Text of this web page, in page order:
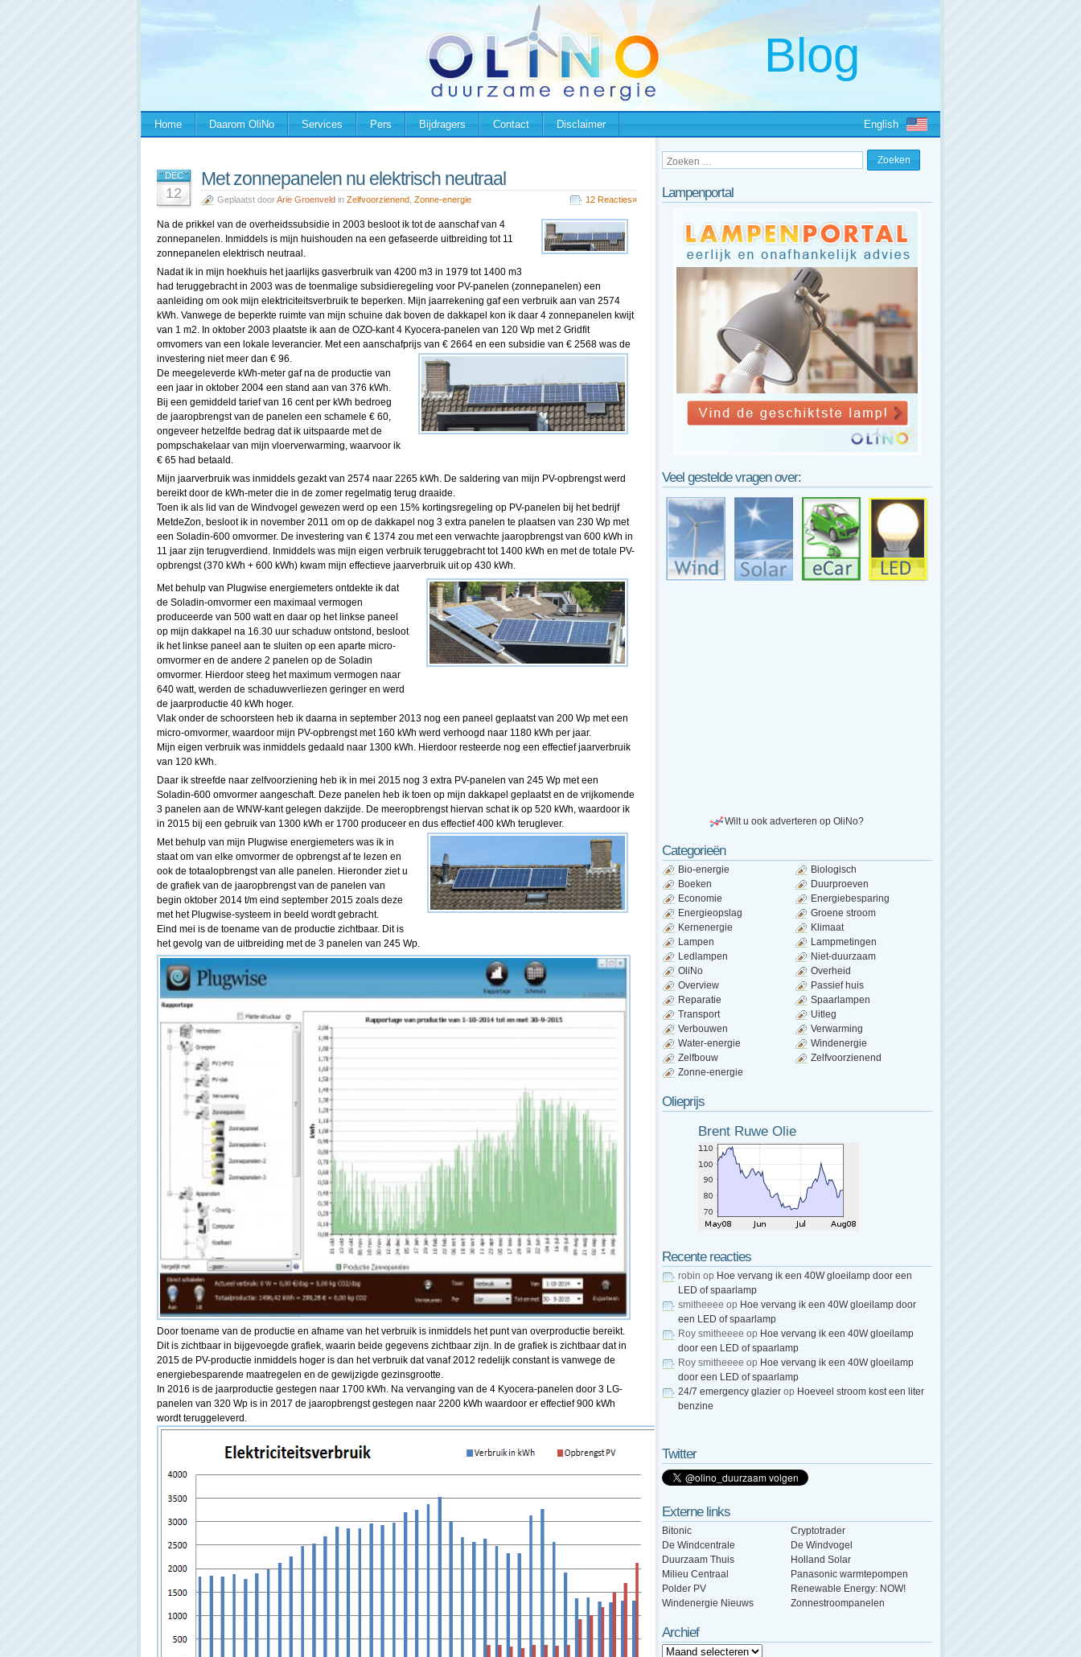
Home Daarom OliNo Services Pers Bijdragers Contact Disclaimer English
DEC
12
Met zonnepanelen nu elektrisch neutraal
Geplaatst doorArie Groenveld in Zelfvoorzienend Zonne-energie 12 Reacties»
Na de prikkel van de overheidssubsidie in 2003 besloot ik tot de aanschaf van 4
zonnepanelen. Inmiddels is mijn huishouden na een gefaseerde uitbreiding tot 11
zonnepanelen elektrisch neutraal.
Nadat ik in mijn hoekhuis het jaarlijks gasverbruik van 4200 m3 in 1979 tot 1400 m3
had teruggebracht in 2003 was de toenmalige subsidieregeling voor PV-panelen (zonnepanelen) een
aanleiding om ook mijn elektriciteitsverbruik te beperken. Mijn jaarrekening gaf een verbruik aan van 2574
kWh. Vanwege de beperkte ruimte van mijn schuine dak boven de dakkapel kon ik daar 4 zonnepanelen kwijt
van 1 m2. In oktober 2003 plaatste ik aan de OZO-kant 4 Kyocera-panelen van 120 Wp met 2 Gridfit
omvomers van een lokale leverancier. Met een aanschafprijs van € 2664 en een subsidie van € 2568 was de
investering niet meer dan € 96.
De meegeleverde kWh-meter gaf na de productie van
een jaar in oktober 2004 een stand aan van 376 kWh.
Bij een gemiddeld tarief van 16 cent per kWh bedroeg
de jaaropbrengst van de panelen een schamele € 60,
ongeveer hetzelfde bedrag dat ik uitspaarde met de
pompschakelaar van mijn vloerverwarming, waarvoor ik
€ 65 had betaald.
Mijn jaarverbruik was inmiddels gezakt van 2574 naar 2265 kWh. De saldering van mijn PV-opbrengst werd
bereikt door de kWh-meter die in de zomer regelmatig terug draaide.
Toen ik als lid van de Windvogel gewezen werd op een 15% kortingsregeling op PV-panelen bij het bedrijf
MetdeZon, besloot ik in november 2011 om op de dakkapel nog 3 extra panelen te plaatsen van 230 Wp met
een Soladin-600 omvormer. De investering van € 1374 zou met een verwachte jaaropbrengst van 600 kWh in
11 jaar zijn terugverdiend. Inmiddels was mijn eigen verbruik teruggebracht tot 1400 kWh en met de totale PV-
opbrengst (370 kWh + 600 kWh) kwam mijn effectieve jaarverbruik uit op 430 kWh.
Met behulp van Plugwise energiemeters ontdekte ik dat
de Soladin-omvormer een maximaal vermogen
produceerde van 500 watt en daar op het linkse paneel
op mijn dakkapel na 16.30 uur schaduw ontstond, besloot
ik het linkse paneel aan te sluiten op een aparte micro-
omvormer en de andere 2 panelen op de Soladin
omvormer. Hierdoor steeg het maximum vermogen naar
640 watt, werden de schaduwverliezen geringer en werd
de jaarproductie 40 kWh hoger.
Vlak onder de schoorsteen heb ik daarna in september 2013 nog een paneel geplaatst van 200 Wp met een
micro-omvormer, waardoor mijn PV-opbrengst met 160 kWh werd verhoogd naar 1180 kWh per jaar.
Mijn eigen verbruik was inmiddels gedaald naar 1300 kWh. Hierdoor resteerde nog een effectief jaarverbruik
van 120 kWh.
Daar ik streefde naar zelfvoorziening heb ik in mei 2015 nog 3 extra PV-panelen van 245 Wp met een
Soladin-600 omvormer aangeschaft. Deze panelen heb ik toen op mijn dakkapel geplaatst en de vrijkomende
3 panelen aan de WNW-kant gelegen dakzijde. De meeropbrengst hiervan schat ik op 520 kWh, waardoor ik
in 2015 bij een gebruik van 1300 kWh er 1700 produceer en dus effectief 400 kWh teruglever.
Met behulp van mijn Plugwise energiemeters was ik in
staat om van elke omvormer de opbrengst af te lezen en
ook de totaalopbrengst van alle panelen. Hieronder ziet u
de grafiek van de jaaropbrengst van de panelen van
begin oktober 2014 t/m eind september 2015 zoals deze
met het Plugwise-systeem in beeld wordt gebracht.
Eind mei is de toename van de productie zichtbaar. Dit is
het gevolg van de uitbreiding met de 3 panelen van 245 Wp.
Door toename van de productie en afname van het verbruik is inmiddels het punt van overproductie bereikt.
Dit is zichtbaar in bijgevoegde grafiek, waarin beide gegevens zichtbaar zijn. In de grafiek is zichtbaar dat in
2015 de PV-productie inmiddels hoger is dan het verbruik dat vanaf 2012 redelijk constant is vanwege de
energiebesparende maatregelen en de gewijzigde gezinsgrootte.
In 2016 is de jaarproductie gestegen naar 1700 kWh. Na vervanging van de 4 Kyocera-panelen door 3 LG-
panelen van 320 Wp is in 2017 de jaaropbrengst gestegen naar 2200 kWh waardoor er effectief 900 kWh
wordt teruggeleverd.
Lampenportal
Veel gestelde vragen over:
Wilt u ook adverteren op OliNo?
Categorieën
Bio-energie
Biologisch
Boeken
Duurproeven
Economie
Energiebesparing
Energieopslag
Groene stroom
Kernenergie
Klimaat
Lampen
Lampmetingen
Ledlampen
Niet-duurzaam
OliNo
Overheid
Overview
Passief huis
Reparatie
Spaarlampen
Transport
Uitleg
Verbouwen
Verwarming
Water-energie
Windenergie
Zelfbouw
Zelfvoorzienend
Zonne-energie
Olieprijs
Brent Ruwe Olie
Recente reacties
robin op Hoe vervang ik een 40W gloeilamp door een
LED of spaarlamp
smitheeee op Hoe vervang ik een 40W gloeilamp door
een LED of spaarlamp
Roy smitheeee op Hoe vervang ik een 40W gloeilamp
door een LED of spaarlamp
Roy smitheeee op Hoe vervang ik een 40W gloeilamp
door een LED of spaarlamp
24/7 emergency glazier op Hoeveel stroom kost een liter
benzine
Twitter
Externe links
Bitonic
Cryptotrader
De Windcentrale
De Windvogel
Duurzaam Thuis
Holland Solar
Milieu Centraal
Panasonic warmtepompen
Polder PV
Renewable Energy: NOW!
Windenergie Nieuws
Zonnestroompanelen
Archief